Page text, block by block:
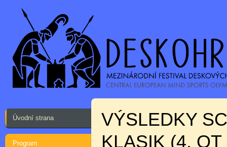
Úvodní strana
Program
VÝSLEDKY
KLASIK (4. QT